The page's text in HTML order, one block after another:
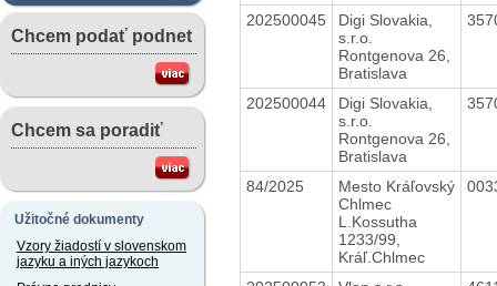
Chcem podať podnet
Chcem sa poradiť
Užitočné dokumenty
Vzory žiadostí v slovenskom
jazyku a iných jazykoch
202500045
Digi Slovakia,
s.r.o.
Rontgenova 26,
Bratislava
202500044
Digi Slovakia,
s.r.o.
Rontgenova 26,
Bratislava
84/2025
Mesto Kráľovský
Chlmec
L.Kossutha
1233/99,
Kráľ.Chlmec